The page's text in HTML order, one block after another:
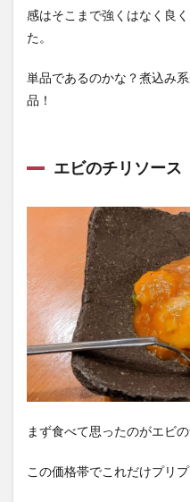
感はそこまで強くはなく良
た。
単品であるのかな？煮込み
品！
エビのチリソース
まず食べて思ったのがエビ
この価格帯でこれだけプリ